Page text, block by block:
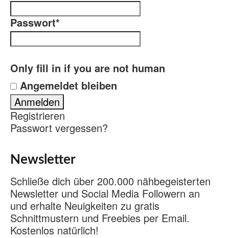
Passwort*
Only fill in if you are not human
Angemeldet bleiben
Registrieren
Passwort vergessen?
Newsletter
Schließe dich über 200.000 nähbegeisterten
Newsletter und Social Media Followern an
und erhalte Neuigkeiten zu gratis
Schnittmustern und Freebies per Email.
Kostenlos natürlich!